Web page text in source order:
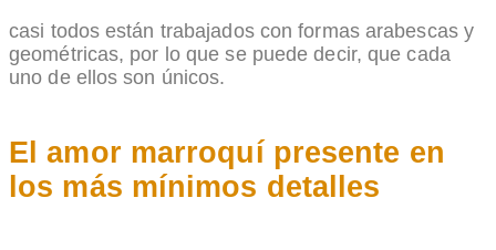
casi todos están trabajados con formas arabescas y
geométricas, por lo que se puede decir, que cada
uno de ellos son únicos.
El amor marroquí presente en
los más mínimos detalles